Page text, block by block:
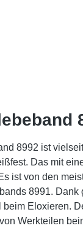
8992 ist
Das mit
ist von den
8991.
Eloxieren.
Werkteilen